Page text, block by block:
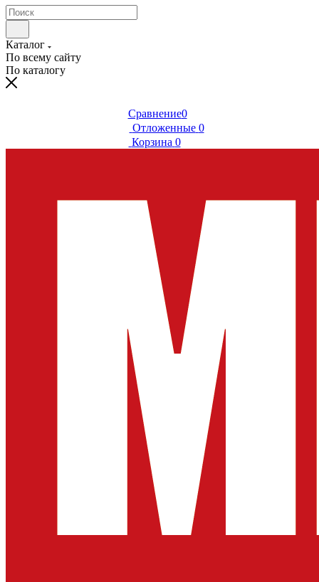
Каталог
По всему сайту
По каталогу
Сравнение0
Отложенные 0
Корзина 0